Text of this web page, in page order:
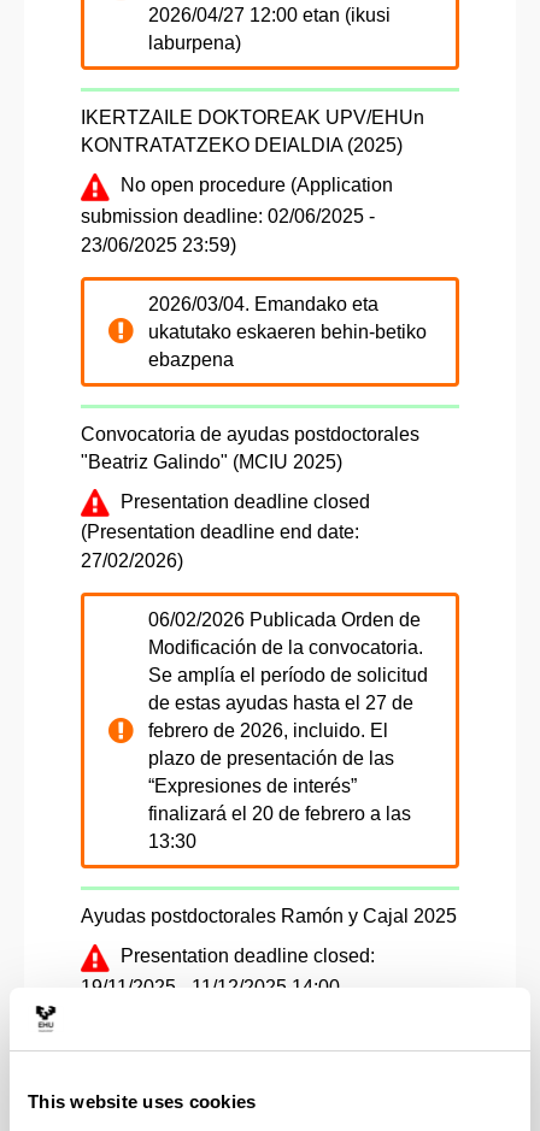
This website uses cookies
2026/04/27 12:00 etan (ikusi
laburpena)
IKERTZAILE DOKTOREAK UPV/EHUn
KONTRATATZEKO DEIALDIA (2025)
No open procedure (Application
submission deadline: 02/06/2025 -
23/06/2025 23:59)
2026/03/04. Emandako eta
ukatutako eskaeren behin-betiko
ebazpena
Convocatoria de ayudas postdoctorales
"Beatriz Galindo" (MCIU 2025)
Presentation deadline closed
(Presentation deadline end date:
27/02/2026)
06/02/2026 Publicada Orden de
Modificación de la convocatoria.
Se amplía el período de solicitud
de estas ayudas hasta el 27 de
febrero de 2026, incluido. El
plazo de presentación de las
“Expresiones de interés”
finalizará el 20 de febrero a las
13:30
Ayudas postdoctorales Ramón y Cajal 2025
Presentation deadline closed:
19/11/2025 - 11/12/2025 14:00
Abierto el plazo para la recepción
Investigación de “Expresiones de